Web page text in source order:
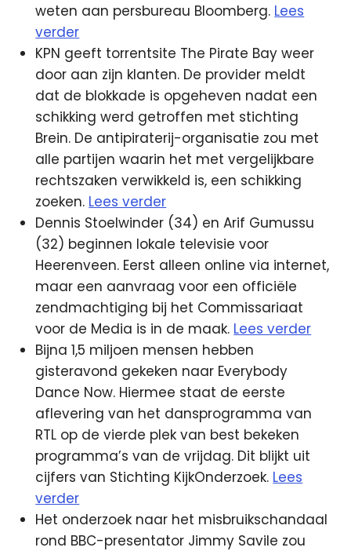
weten aan persbureau Bloomberg. Lees
verder
KPN geeft torrentsite The Pirate Bay weer
door aan zijn klanten. De provider meldt
dat de blokkade is opgeheven nadat een
schikking werd getroffen met stichting
Brein. De antipiraterij-organisatie zou met
alle partijen waarin het met vergelijkbare
rechtszaken verwikkeld is, een schikking
zoeken. Lees verder
Dennis Stoelwinder (34) en Arif Gumussu
(32) beginnen lokale televisie voor
Heerenveen. Eerst alleen online via internet,
maar een aanvraag voor een officiële
zendmachtiging bij het Commissariaat
voor de Media is in de maak. Lees verder
Bijna 1,5 miljoen mensen hebben
gisteravond gekeken naar Everybody
Dance Now. Hiermee staat de eerste
aflevering van het dansprogramma van
RTL op de vierde plek van best bekeken
programma’s van de vrijdag. Dit blijkt uit
cijfers van Stichting KijkOnderzoek. Lees
verder
Het onderzoek naar het misbruikschandaal
rond BBC-presentator Jimmy Savile zou